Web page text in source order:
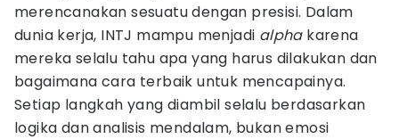
merencanakan sesuatu dengan presisi. Dalam
dunia kerja, INTJ mampu menjadi alphakarena
mereka selalu tahu apa yang harus dilakukan dan
bagaimana cara terbaik untuk mencapainya.
Setiap langkah yang diambil selalu berdasarkan
logika dan analisis mendalam, bukan emosi